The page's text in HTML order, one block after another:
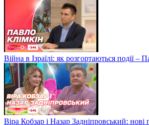
Війна в Ізраїлі: як розгортаються події –
Віра Кобзар і Назар Задніпровський: нові